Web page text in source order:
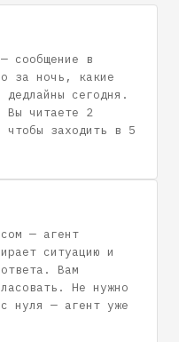
сообщение в
за ночь, какие
сегодня.
Вы читаете 2
чтобы заходить в 5
— агент
ситуацию и
Вам
Не нужно
нуля — агент уже